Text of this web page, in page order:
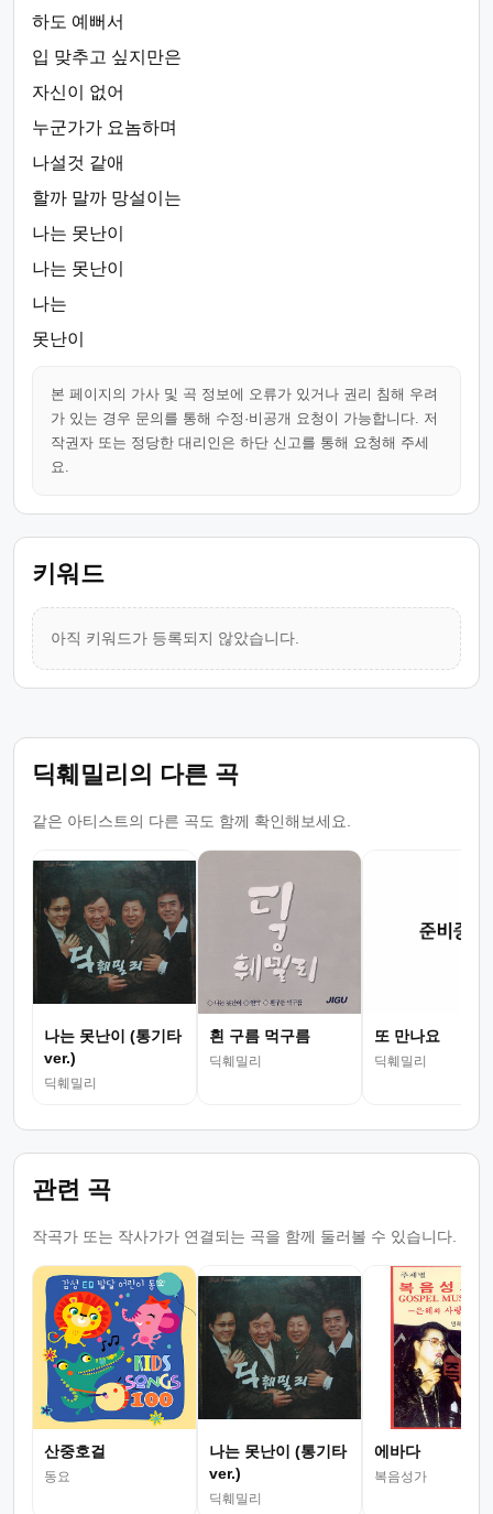
하도 예뻐서
입 맞추고 싶지만은
자신이 없어
누군가가 요놈하며
나설것 같애
할까 말까 망설이는
나는 못난이
나는 못난이
나는
못난이
본 페이지의 가사 및 곡 정보에 오류가 있거나 권리 침해 우려
가 있는 경우 문의를 통해 수정·비공개 요청이 가능합니다. 저
작권자 또는 정당한 대리인은 하단 신고를 통해 요청해 주세
요.
키워드
아직 키워드가 등록되지 않았습니다.
딕훼밀리의 다른 곡
같은 아티스트의 다른 곡도 함께 확인해보세요.
나는 못난이 (통기타
ver.)
딕훼밀리
흰 구름 먹구름
딕훼밀리
또 만나요
딕훼밀리
관련 곡
작곡가 또는 작사가가 연결되는 곡을 함께 둘러볼 수 있습니다.
산중호걸
동요
나는 못난이 (통기타
ver.)
딕훼밀리
에바다
복음성가